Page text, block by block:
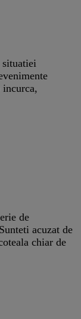
situatiei
de
acuzat de
chiar de